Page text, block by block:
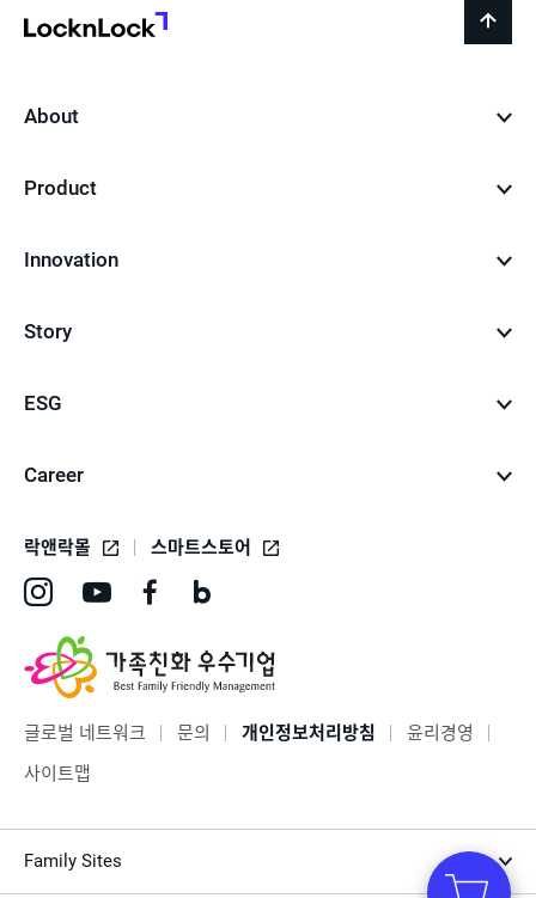
back
About
Product
Innovation
Story
ESG
Career
락앤락몰 스마트스토어
스
타
램
바
로
가
브
로
기
스
바
가
버
로
바
글로벌 네트워크 문의 개인정보처리방침
윤리경영
사이트맵
Family Sites